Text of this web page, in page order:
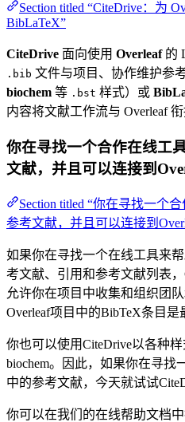
Section titled “CiteDrive：为
BibLaTeX”
CiteDrive 面向使用 Overleaf的
.bib 文件与项目、协作维护参
biochem 等 .bst 样式）或
内容将文献工作流与 Overleaf 衔
你在寻找一个合作在线工
文献，并且可以连接到
Section titled “你在寻找一个
参考文献，并且可以连接到
如果你在寻找一个在线工具来
考文献、引用和参考文献列表
允许你在项目中收集和组织团
Overleaf项目中的BibTeX条目是
你也可以使用CiteDrive以各种
biochem。因此，如果你在寻找
中的参考文献，今天就试试
你可以在我们的在线帮助文档